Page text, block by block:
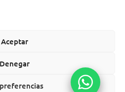
Aceptar
Denegar
|